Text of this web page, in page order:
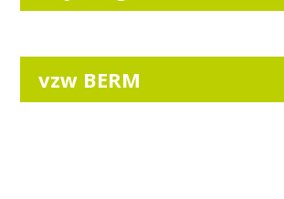
vzw BERM